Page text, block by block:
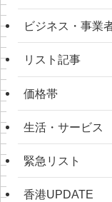
ビジネス・事業
リスト記事
価格帯
生活・サービス
緊急リスト
香港UPDATE